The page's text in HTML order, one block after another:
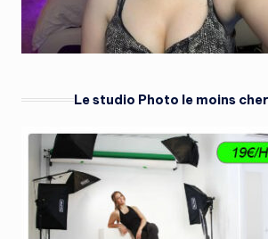
Le studio Photo le moins